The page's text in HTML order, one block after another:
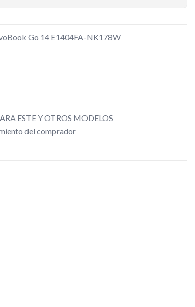
Go 14 E1404FA-NK178W
ESTE Y OTROS MODELOS
del comprador